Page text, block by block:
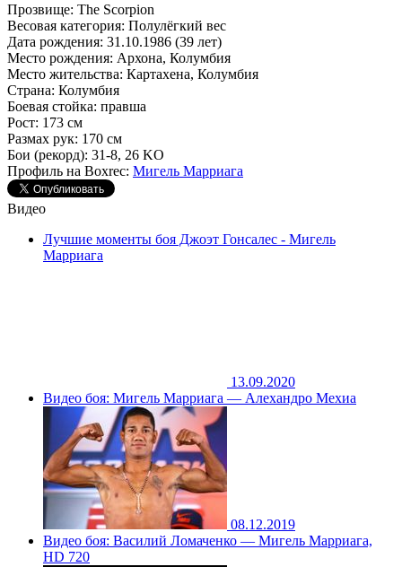
Прозвище: The Scorpion
Весовая категория: Полулёгкий вес
Дата рождения: 31.10.1986 (39 лет)
Место рождения: Архона, Колумбия
Место жительства: Картахена, Колумбия
Страна: Колумбия
Боевая стойка: правша
Рост: 173 см
Размах рук: 170 см
Бои (рекорд): 31-8, 26 KO
Профиль на Boxrec: Мигель Марриага
Видео
Лучшие моменты боя Джоэт Гонсалес - Мигель
Марриага
13.09.2020
Видео боя: Мигель Марриага — Алехандро Мехиа
08.12.2019
Видео боя: Василий Ломаченко — Мигель Марриага,
HD 720